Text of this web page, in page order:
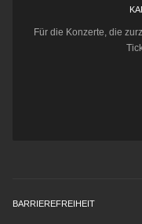
Für die Konzerte, die
BARRIEREFREIHEIT